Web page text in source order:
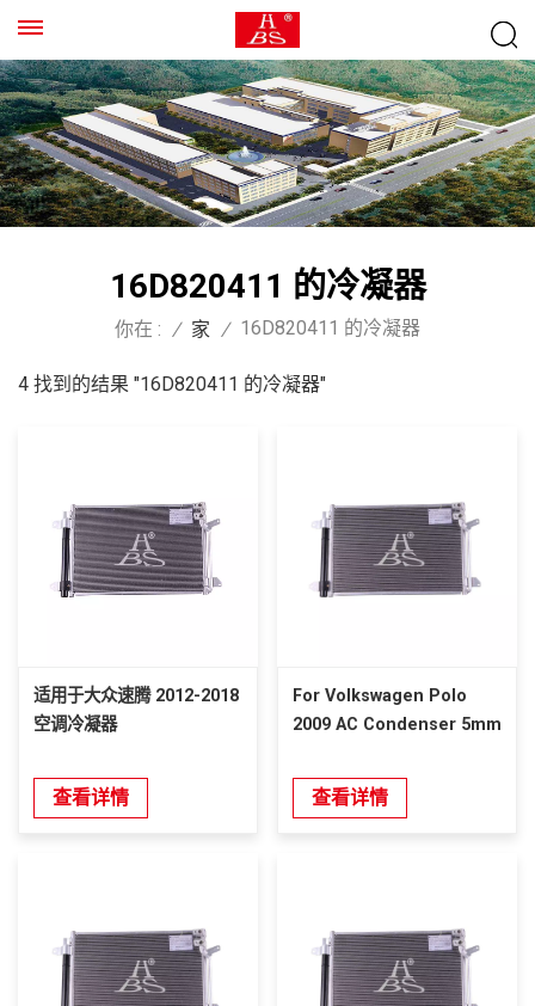
16D820411 的冷凝器
你在 : / 家 / 16D820411 的冷凝器
4 找到的结果 "16D820411 的冷凝器"
适用于大众速腾 2012-2018
空调冷凝器
查看详情
For Volkswagen Polo
2009 AC Condenser 5mm
查看详情